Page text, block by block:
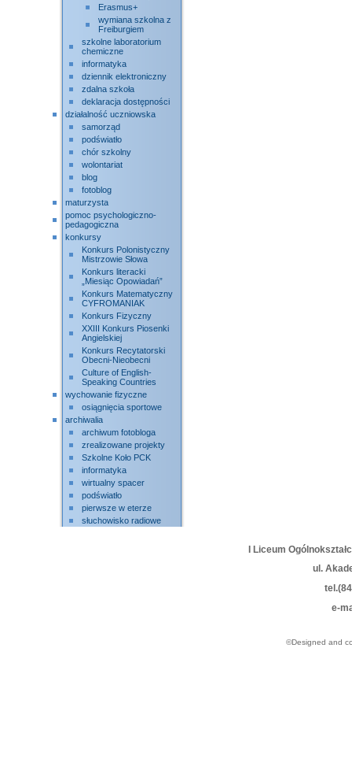
Erasmus+
wymiana szkolna z
Freiburgiem
szkolne laboratorium
chemiczne
informatyka
dziennik elektroniczny
zdalna szkoła
deklaracja dostępności
działalność uczniowska
samorząd
podświatło
chór szkolny
wolontariat
blog
fotoblog
maturzysta
pomoc psychologiczno-
pedagogiczna
konkursy
Konkurs Polonistyczny
Mistrzowie Słowa
Konkurs literacki
„Miesiąc Opowiadań”
Konkurs Matematyczny
CYFROMANIAK
Konkurs Fizyczny
XXIII Konkurs Piosenki
Angielskiej
Konkurs Recytatorski
Obecni-Nieobecni
Culture of English-
Speaking Countries
wychowanie fizyczne
osiągnięcia sportowe
archiwalia
archiwum fotobloga
zrealizowane projekty
Szkolne Koło PCK
informatyka
wirtualny spacer
podświatło
pierwsze w eterze
słuchowisko radiowe
I Liceum
ul.
e-
©Designed and